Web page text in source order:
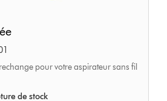
pour votre aspirateur sans fil
de stock